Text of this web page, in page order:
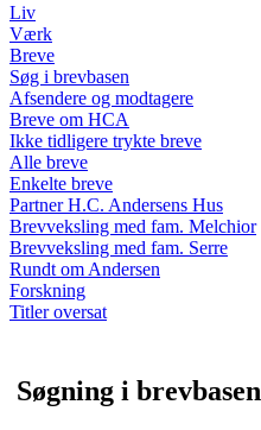
Liv
Værk
Breve
Søg i brevbasen
Afsendere og modtagere
Breve om HCA
Ikke tidligere trykte breve
Alle breve
Enkelte breve
Partner H.C. Andersens Hus
Brevveksling med fam. Melchior
Brevveksling med fam. Serre
Rundt om Andersen
Forskning
Titler oversat
Søgning i brevbasen